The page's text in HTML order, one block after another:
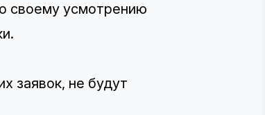
своему усмотрению
заявок, не будут